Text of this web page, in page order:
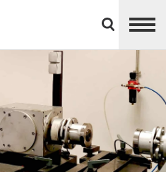
schließen